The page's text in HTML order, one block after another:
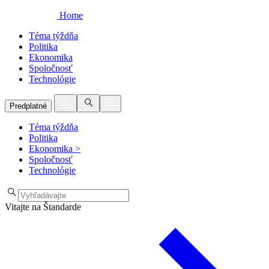
Home
Téma týždňa
Politika
Ekonomika
Spoločnosť
Technológie
Predplatné
Téma týždňa
Politika
Ekonomika >
Spoločnosť
Technológie
Vitajte na Štandarde